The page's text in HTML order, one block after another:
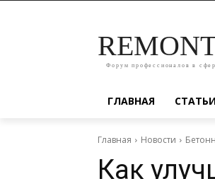
Форум профессионалов в
ГЛАВНАЯ
Главная Новости
Как